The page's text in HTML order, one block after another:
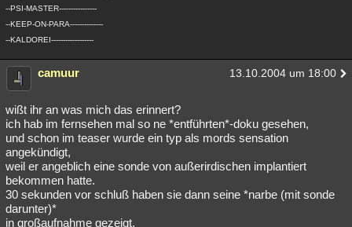
--PSI-MASTER----------------
--KEEP-ON-PARA--------------
--KALDOREI------------------
camuur 13.10.2004 um 18:00
wißt ihr an was mich das erinnert?
ich hab im fernsehen mal so ne *entführten*-doku gesehen,
und schon im teaser wurde ein typ als mords sensation
angekündigt,
weil er angeblich eine sonde von außerirdischen implantiert
bekommen hatte.
30 sekunden vor schluß haben sie dann seine *narbe (mit sonde
darunter)*
in großaufnahme gezeigt.